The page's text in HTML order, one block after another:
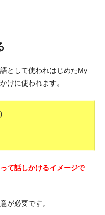
として使われはじめたMy
けに使われます。
て話しかけるイメージで
が必要です。